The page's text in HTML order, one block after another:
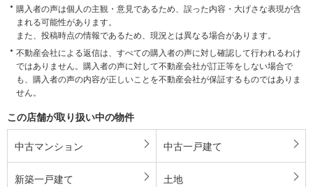
購入者の声は個人の主観・意見であるため、誤った内容・大げさな表現が含
まれる可能性があります。
また、投稿時点の情報であるため、現況とは異なる場合があります。
不動産会社による返信は、すべての購入者の声に対し確認して行われるわけ
ではありません。購入者の声に対して不動産会社が訂正等をしない場合で
も、購入者の声の内容が正しいことを不動産会社が保証するものではありま
せん。
この店舗が取り扱い中の物件
中古マンション 中古一戸建て
新築一戸建て 土地